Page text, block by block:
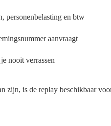
personenbelasting en btw
aanvraagt
nooit verrassen
is de replay beschikbaar